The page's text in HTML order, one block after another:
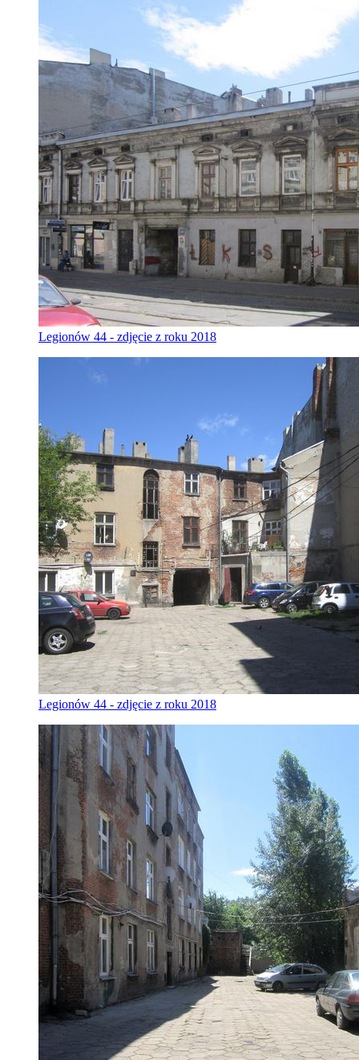
Legionów 44 - zdjęcie z roku 2018
Legionów 44 - zdjęcie z roku 2018